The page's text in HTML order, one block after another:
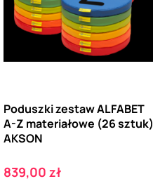
Poduszki zestaw ALFABET
A-Z materiałowe (26 sztuk)
AKSON
Cena
839,00 zł